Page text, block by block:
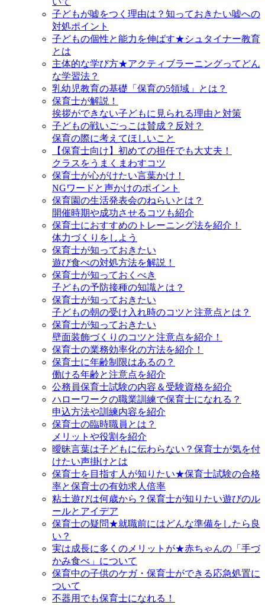
子どもが嘘をつく理由は？知っておきたい嘘への
対処ポイント
子どもの個性と能力を伸ばす★シュタイナー教育
とは
主体的な学び方★アクティブラーニングってどん
な学習法？
乳幼児教育の基礎「保育の5領域」とは？
保育士が解説！
挨拶ができない子どもに見られる理由と対策
子どもの戦いごっこは賛成？反対？
保育の際に考えてほしいこと
【保育士向け】初めての担任でも大丈夫！
クラスをうまくまわすコツ
保育士が心がけたい言葉かけ！
NGワードと声かけのポイント
保育園の生活発表会のねらいとは？
開催時期や成功させるコツも紹介
保育士におすすめのトレーニング法を紹介！
体力づくりをしよう
保育士が知っておきたい
遊び食べの対処方法を解説！
保育士が知っておくべき
子どもの予防接種の知識とは？
保育士が知っておきたい
子どもの朝の受け入れ時のコツと注意点とは？
保育士が知っておきたい
壁面装飾づくりのコツと注意点を紹介！
保育士の業務効率化の方法を紹介！
保育士に年齢制限はあるの？
働ける年齢と注意点を紹介
公務員保育士試験の内容＆受験資格を紹介
ハローワークの職業訓練で保育士になれる？
申込方法や訓練内容を紹介
保育士の臨時職員とは？
メリットや役割を紹介
曖昧言葉は子どもに伝わらない？保育士が気を付
けたい声掛けとは
保育士を目指す人が知りたい★保育士試験の合格
率と保育士の有効求人倍率
粘土遊びは何歳から？保育士が知りたい遊びのル
ールとアイデア
保育士の疑問★就職前にはどんな準備をしたら良
い？
実は成長に多くのメリットが★赤ちゃんの「手づ
かみ食べ」について
保育中の子供のケガ・保育士ができる応急処置に
ついて
不器用でも保育士になれる！